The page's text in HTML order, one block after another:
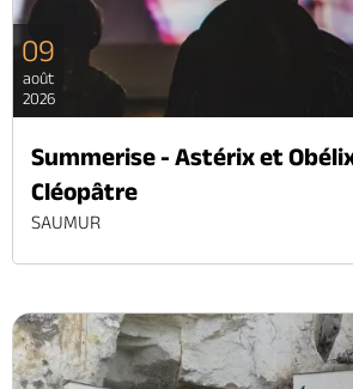
09
août
2026
Summerise - Astérix et
Cléopâtre
SAUMUR